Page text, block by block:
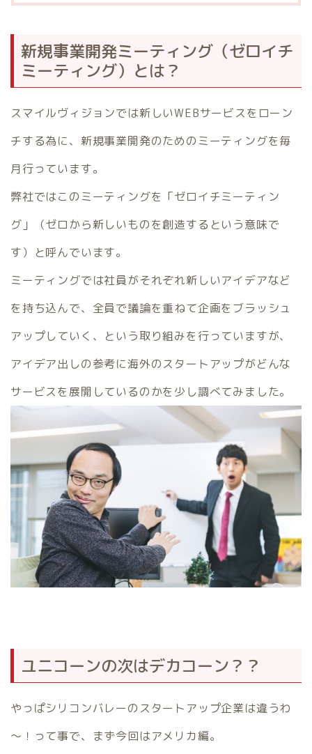
新規事業開発ミーティング（ゼロイチ
ミーティング）とは？
スマイルヴィジョンでは新しいWEBサービスをローン
チする為に、新規事業開発のためのミーティングを毎
月行っています。
弊社ではこのミーティングを「ゼロイチミーティン
グ」（ゼロから新しいものを創造するという意味で
す）と呼んでいます。
ミーティングでは社員がそれぞれ新しいアイデアなど
を持ち込んで、全員で議論を重ねて企画をブラッシュ
アップしていく、という取り組みを行っていますが、
アイデア出しの参考に海外のスタートアップがどんな
サービスを展開しているのかを少し調べてみました。
ユニコーンの次はデカコーン？？
やっぱシリコンバレーのスタートアップ企業は違うわ
～！って事で、まず今回はアメリカ編。